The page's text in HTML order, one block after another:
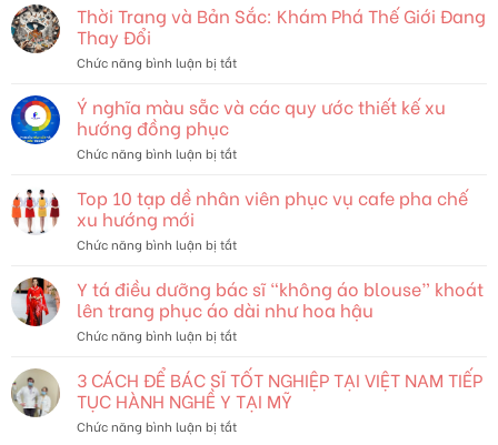
Thời Trang và Bản Sắc: Khám Phá Thế Giới Đang
Thay Đổi
Chức năng bình luận bị tắtở
Trang
và
Sắc:
Phá
Đang
Đổi
Ý nghĩa màu sẵc và các quy ước thiết kế xu
hướng đồng phục
Chức năng bình luận bị tắtở
nghĩa
màu
và
quy
ước
thiết
kế
hướng
đồng
phục
Top 10 tạp dề nhân viên phục vụ cafe pha chế
xu hướng mới
Chức năng bình luận bị tắtở
tạp
dề
nhân
phục
vụ
cafe
pha
Y tá điều dưỡng bác sĩ “không áo blouse” khoát
lên trang phục áo dài như hoa hậu
Chức năng bình luận bị tắtở
tá
điều
dưỡng
bác
3 CÁCH ĐỂ BÁC SĨ TỐT NGHIỆP TẠI VIỆT NAM TIẾP
TỤC HÀNH NGHỀ Y TẠI MỸ
Chức năng bình luận bị tắtở